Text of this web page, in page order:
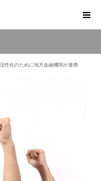
性化のために地方金融機関が連携